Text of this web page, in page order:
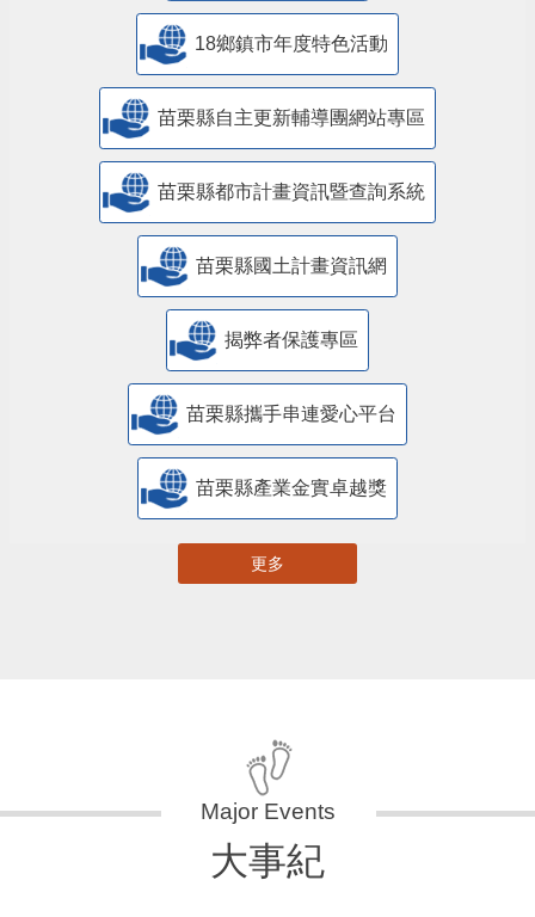
18鄉鎮市年度特色活動
苗栗縣自主更新輔導團網站專區
苗栗縣都市計畫資訊暨查詢系統
苗栗縣國土計畫資訊網
揭弊者保護專區
苗栗縣攜手串連愛心平台
苗栗縣產業金實卓越獎
更多
大事紀